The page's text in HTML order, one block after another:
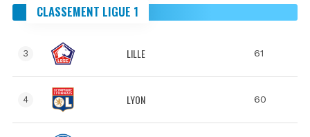
CLASSEMENT LIGUE 1
3 LILLE 61
4 LYON 60